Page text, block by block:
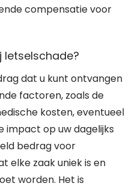
compensatie voor
letselschade?
dat u kunt ontvangen
factoren, zoals de
kosten, eventueel
impact op uw dagelijks
bedrag voor
elke zaak uniek is en
worden. Het is